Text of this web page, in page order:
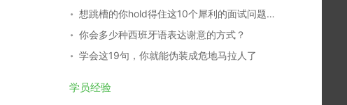
想跳槽的你hold得住这10个犀利的面试问题吗？
你会多少种西班牙语表达谢意的方式？
学会这19句，你就能伪装成危地马拉人了
学员经验